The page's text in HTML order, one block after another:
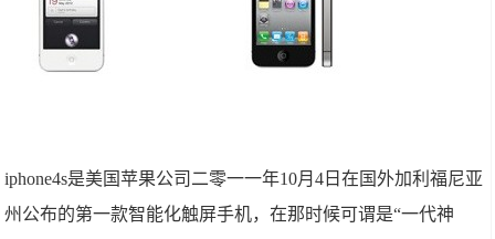
iphone4s是美国苹果公司二零一一年10月4日在国外加利福尼亚
州公布的第一款智能化触屏手机，在那时候可谓是“一代神